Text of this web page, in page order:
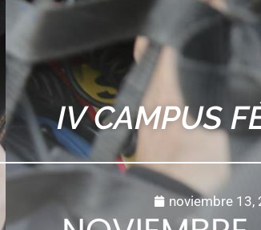
IV CAMPUS
noviembre 13,